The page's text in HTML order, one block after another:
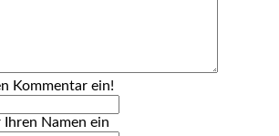
Kommentar ein!
Ihren Namen ein